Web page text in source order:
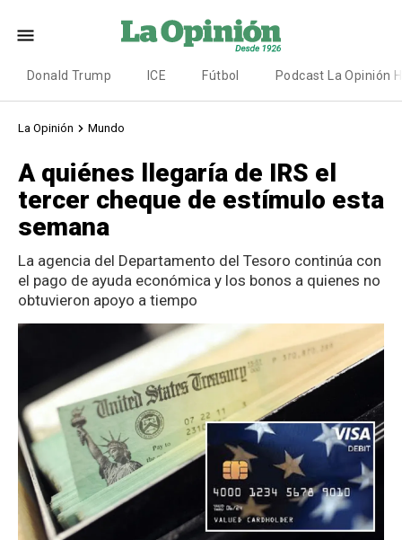
Donald Trump ICE Fútbol Podcast La Opinión
La Opinión Mundo
A quiénes llegaría de IRS el
tercer cheque de estímulo esta
semana
La agencia del Departamento del Tesoro continúa con
el pago de ayuda económica y los bonos a quienes no
obtuvieron apoyo a tiempo